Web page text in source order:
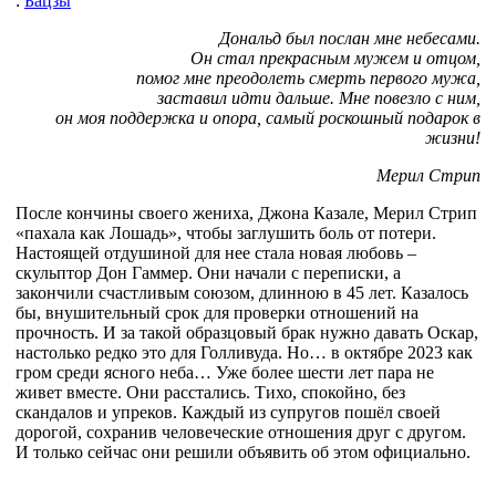
Дональд был послан мне небесами.
Он стал прекрасным мужем и отцом,
помог мне преодолеть смерть первого мужа,
заставил идти дальше. Мне повезло с ним,
он моя поддержка и опора, самый роскошный подарок в
жизни!
Мерил Стрип
После кончины своего жениха, Джона Казале, Мерил Стрип
«пахала как Лошадь», чтобы заглушить боль от потери.
Настоящей отдушиной для нее стала новая любовь –
скульптор Дон Гаммер. Они начали с переписки, а
закончили счастливым союзом, длинною в 45 лет. Казалось
бы, внушительный срок для проверки отношений на
прочность. И за такой образцовый брак нужно давать Оскар,
настолько редко это для Голливуда. Но… в октябре 2023 как
гром среди ясного неба… Уже более шести лет пара не
живет вместе. Они расстались. Тихо, спокойно, без
скандалов и упреков. Каждый из супругов пошёл своей
дорогой, сохранив человеческие отношения друг с другом.
И только сейчас они решили объявить об этом официально.